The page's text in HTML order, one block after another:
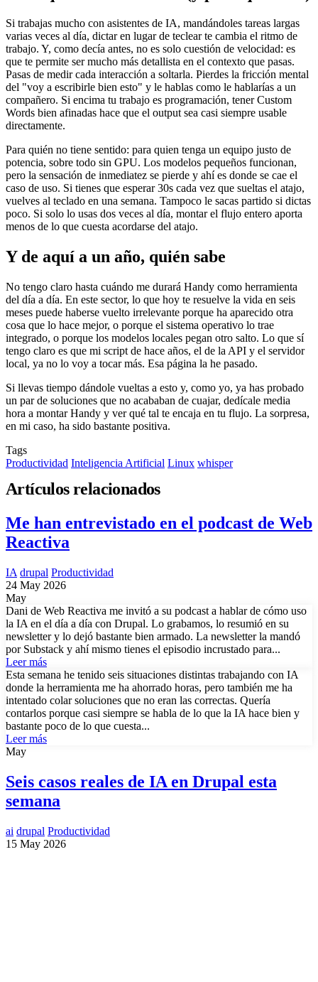
Si trabajas mucho con asistentes de IA, mandándoles tareas largas
varias veces al día, dictar en lugar de teclear te cambia el ritmo de
trabajo. Y, como decía antes, no es solo cuestión de velocidad: es
que te permite ser mucho más detallista en el contexto que pasas.
Pasas de medir cada interacción a soltarla. Pierdes la fricción mental
del "voy a escribirle bien esto" y le hablas como le hablarías a un
compañero. Si encima tu trabajo es programación, tener Custom
Words bien afinadas hace que el output sea casi siempre usable
directamente.
Para quién no tiene sentido: para quien tenga un equipo justo de
potencia, sobre todo sin GPU. Los modelos pequeños funcionan,
pero la sensación de inmediatez se pierde y ahí es donde se cae el
caso de uso. Si tienes que esperar 30s cada vez que sueltas el atajo,
vuelves al teclado en una semana. Tampoco le sacas partido si dictas
poco. Si solo lo usas dos veces al día, montar el flujo entero aporta
menos de lo que cuesta acordarse del atajo.
Y de aquí a un año, quién sabe
No tengo claro hasta cuándo me durará Handy como herramienta
del día a día. En este sector, lo que hoy te resuelve la vida en seis
meses puede haberse vuelto irrelevante porque ha aparecido otra
cosa que lo hace mejor, o porque el sistema operativo lo trae
integrado, o porque los modelos locales pegan otro salto. Lo que sí
tengo claro es que mi script de hace años, el de la API y el servidor
local, ya no lo voy a tocar más. Esa página la he pasado.
Si llevas tiempo dándole vueltas a esto y, como yo, ya has probado
un par de soluciones que no acababan de cuajar, dedícale media
hora a montar Handy y ver qué tal te encaja en tu flujo. La sorpresa,
en mi caso, ha sido bastante positiva.
Tags
Productividad Inteligencia Artificial Linux whisper
Artículos relacionados
Me han entrevistado en el podcast de Web
Reactiva
IA drupal Productividad
24 May 2026
May
Dani de Web Reactiva me invitó a su podcast a hablar de cómo uso
la IA en el día a día con Drupal. Lo grabamos, lo resumió en su
newsletter y lo dejó bastante bien armado. La newsletter la mandó
por Substack y ahí mismo tienes el episodio incrustado para...
Leer más
Esta semana he tenido seis situaciones distintas trabajando con IA
donde la herramienta me ha ahorrado horas, pero también me ha
intentado colar soluciones que no eran las correctas. Quería
contarlos porque casi siempre se habla de lo que la IA hace bien y
bastante poco de lo que cuesta...
Leer más
May
Seis casos reales de IA en Drupal esta
semana
ai drupal Productividad
15 May 2026